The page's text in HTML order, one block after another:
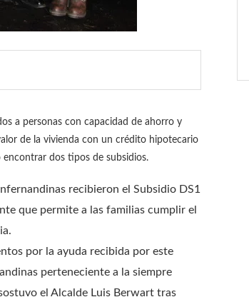
a personas con capacidad de ahorro y
de la vivienda con un crédito hipotecario
dos tipos de subsidios.
recibieron el Subsidio DS1
que permite a las familias cumplir el
por la ayuda recibida por este
perteneciente a la siempre
el Alcalde Luis Berwart tras